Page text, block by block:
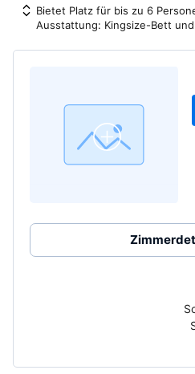
Bietet Platz für bis zu 6
Ausstattung: Kingsize-Bett